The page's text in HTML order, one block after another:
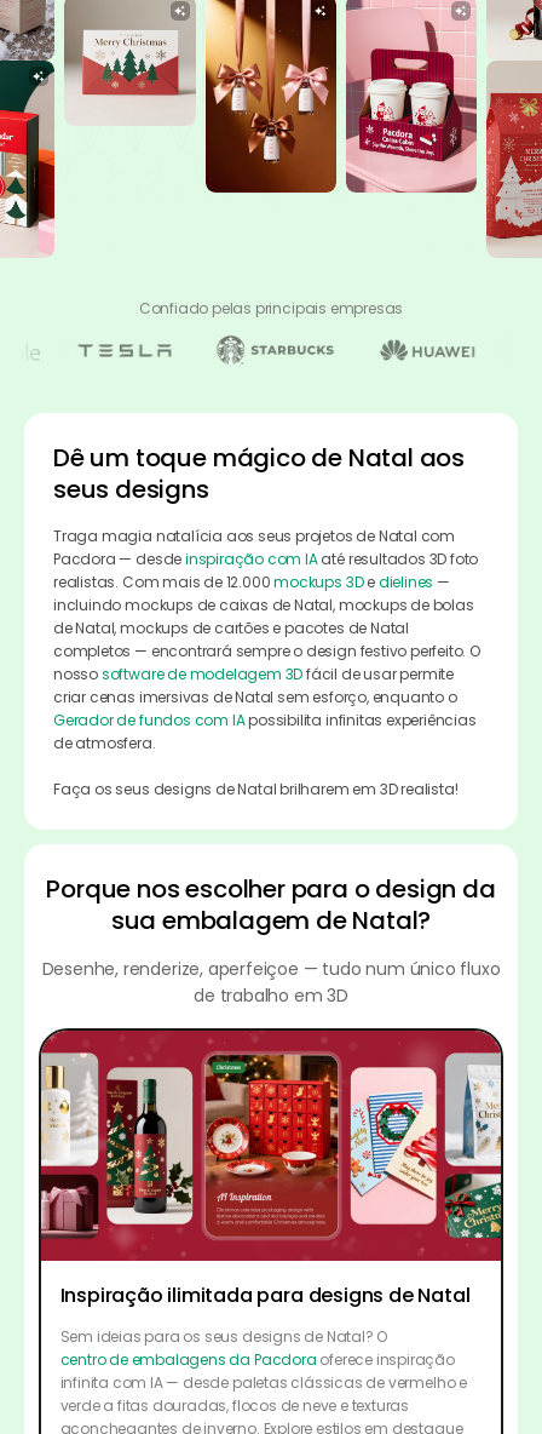
Confiado pelas principais empresas
Dê um toque mágico de Natal aos
seus designs
Traga magia natalícia aos seus projetos de Natal com
Pacdora — desdeinspiração com IAaté resultados 3D foto
realistas. Com mais de 12.000mockups 3Dedielines —
incluindo mockups de caixas de Natal, mockups de bolas
de Natal, mockups de cartões e pacotes de Natal
completos — encontrará sempre o design festivo perfeito. O
nossosoftware de modelagem 3Dfácil de usar permite
criar cenas imersivas de Natal sem esforço, enquanto o
Gerador de fundos com IApossibilita infinitas experiências
de atmosfera.
Faça os seus designs de Natal brilharem em 3D realista!
Porque nos escolher para o design da
sua embalagem de Natal?
Desenhe, renderize, aperfeiçoe — tudo num único fluxo
de trabalho em 3D
Inspiração ilimitada para designs de Natal
Sem ideias para os seus designs de Natal? O
centro de embalagens da Pacdora oferece inspiração
infinita com IA — desde paletas clássicas de vermelho e
verde a fitas douradas, flocos de neve e texturas
aconchegantes de inverno. Explore estilos em destaque